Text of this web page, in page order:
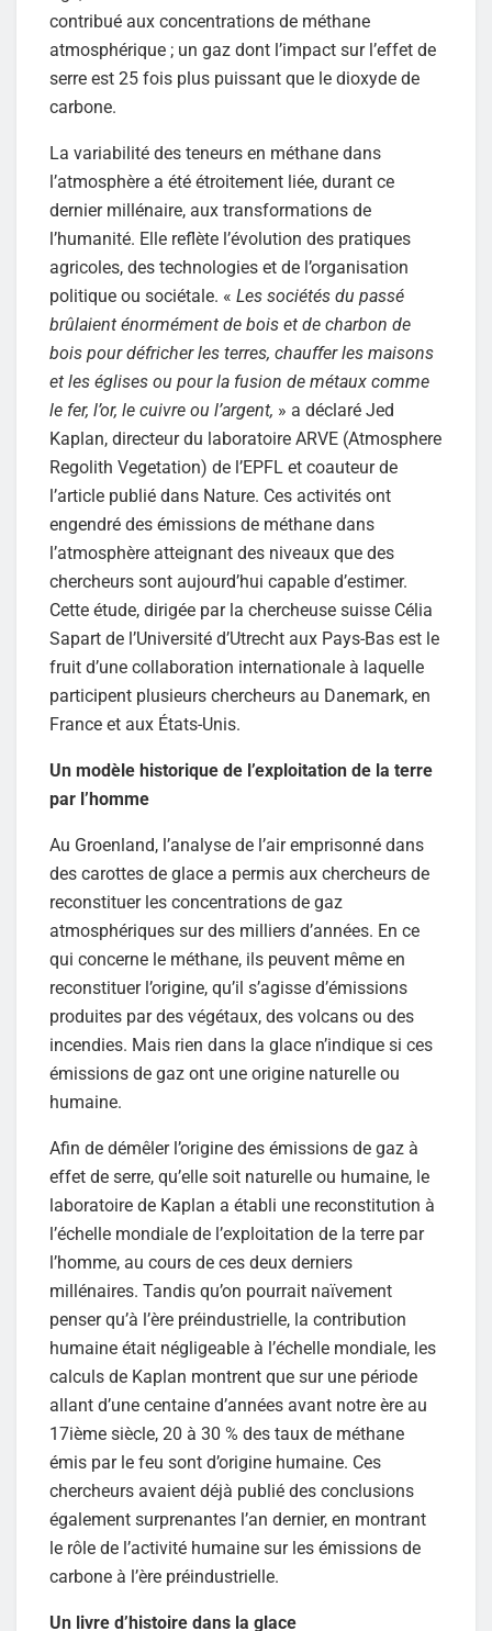
contribué aux concentrations de méthane
atmosphérique ; un gaz dont l’impact sur l’effet de
serre est 25 fois plus puissant que le dioxyde de
carbone.
La variabilité des teneurs en méthane dans
l’atmosphère a été étroitement liée, durant ce
dernier millénaire, aux transformations de
l’humanité. Elle reflète l’évolution des pratiques
agricoles, des technologies et de l’organisation
politique ou sociétale. « Les sociétés du passé
brûlaient énormément de bois et de charbon de
bois pour défricher les terres, chauffer les maisons
et les églises ou pour la fusion de métaux comme
le fer, l’or, le cuivre ou l’argent, » a déclaré Jed
Kaplan, directeur du laboratoire ARVE (Atmosphere
Regolith Vegetation) de l’EPFL et coauteur de
l’article publié dans Nature. Ces activités ont
engendré des émissions de méthane dans
l’atmosphère atteignant des niveaux que des
chercheurs sont aujourd’hui capable d’estimer.
Cette étude, dirigée par la chercheuse suisse Célia
Sapart de l’Université d’Utrecht aux Pays-Bas est le
fruit d’une collaboration internationale à laquelle
participent plusieurs chercheurs au Danemark, en
France et aux États-Unis.
Un modèle historique de l’exploitation de la terre
par l’homme
Au Groenland, l’analyse de l’air emprisonné dans
des carottes de glace a permis aux chercheurs de
reconstituer les concentrations de gaz
atmosphériques sur des milliers d’années. En ce
qui concerne le méthane, ils peuvent même en
reconstituer l’origine, qu’il s’agisse d’émissions
produites par des végétaux, des volcans ou des
incendies. Mais rien dans la glace n’indique si ces
émissions de gaz ont une origine naturelle ou
humaine.
Afin de démêler l’origine des émissions de gaz à
effet de serre, qu’elle soit naturelle ou humaine, le
laboratoire de Kaplan a établi une reconstitution à
l’échelle mondiale de l’exploitation de la terre par
l’homme, au cours de ces deux derniers
millénaires. Tandis qu’on pourrait naïvement
penser qu’à l’ère préindustrielle, la contribution
humaine était négligeable à l’échelle mondiale, les
calculs de Kaplan montrent que sur une période
allant d’une centaine d’années avant notre ère au
17ième siècle, 20 à 30 % des taux de méthane
émis par le feu sont d’origine humaine. Ces
chercheurs avaient déjà publié des conclusions
également surprenantes l’an dernier, en montrant
le rôle de l’activité humaine sur les émissions de
carbone à l’ère préindustrielle.
Un livre d’histoire dans la glace